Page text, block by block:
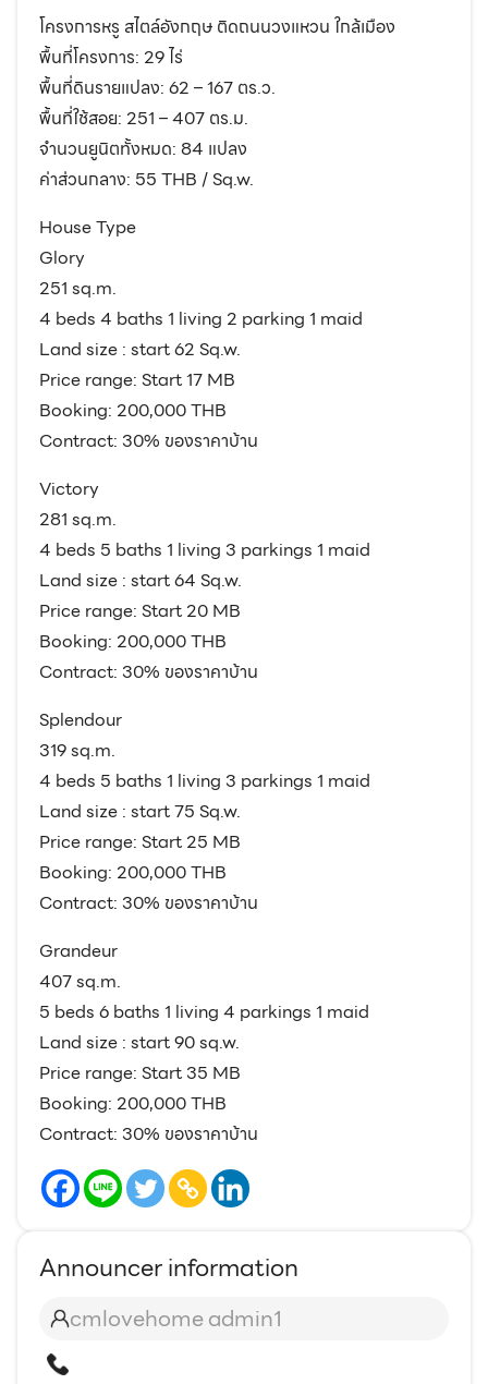
โครงการหรู สไตล์อังกฤษ ติดถนนวงแหวน ใกล้เมือง
พื้นที่โครงการ: 29 ไร่
พื้นที่ดินรายแปลง: 62 – 167 ตร.ว.
พื้นที่ใช้สอย: 251 – 407 ตร.ม.
จำนวนยูนิตทั้งหมด: 84 แปลง
ค่าส่วนกลาง: 55 THB / Sq.w.
House Type
Glory
251 sq.m.
4 beds 4 baths 1 living 2 parking 1 maid
Land size : start 62 Sq.w.
Price range: Start 17 MB
Booking: 200,000 THB
Contract: 30% ของราคาบ้าน
Victory
281 sq.m.
4 beds 5 baths 1 living 3 parkings 1 maid
Land size : start 64 Sq.w.
Price range: Start 20 MB
Booking: 200,000 THB
Contract: 30% ของราคาบ้าน
Splendour
319 sq.m.
4 beds 5 baths 1 living 3 parkings 1 maid
Land size : start 75 Sq.w.
Price range: Start 25 MB
Booking: 200,000 THB
Contract: 30% ของราคาบ้าน
Grandeur
407 sq.m.
5 beds 6 baths 1 living 4 parkings 1 maid
Land size : start 90 sq.w.
Price range: Start 35 MB
Booking: 200,000 THB
Contract: 30% ของราคาบ้าน
Announcer information
cmlovehome admin1